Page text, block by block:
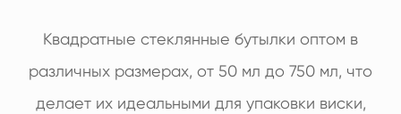
Квадратные стеклянные бутылки оптом в
различных размерах, от 50 мл до 750 мл, что
делает их идеальными для упаковки виски,